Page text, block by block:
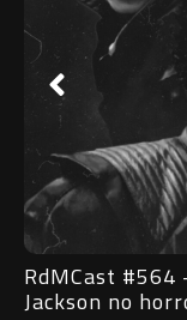
RdMCast
Vampiro